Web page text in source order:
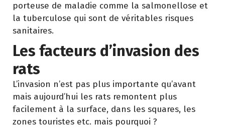
porteuse de maladie comme la salmonellose et
la tuberculose qui sont de véritables risques
sanitaires.
Les facteurs d’invasion des
rats
L’invasion n’est pas plus importante qu’avant
mais aujourd’hui les rats remontent plus
facilement à la surface, dans les squares, les
zones touristes etc. mais pourquoi ?